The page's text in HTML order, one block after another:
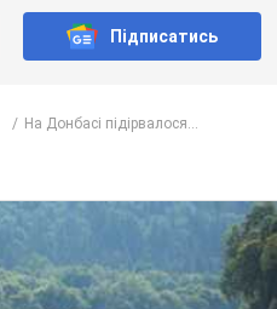
Підписатись
На Донбасі підірвалося...